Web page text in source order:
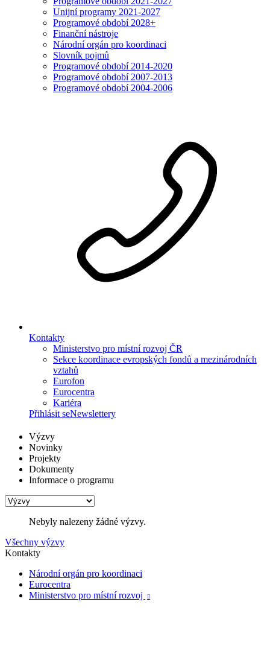
Unijní programy 2021-2027
Programové období 2028+
Finanční nástroje
Národní orgán pro koordinaci
Slovník pojmů
Programové období 2014-2020
Programové období 2007-2013
Programové období 2004-2006
Kontakty
Ministerstvo pro místní rozvoj ČR
Sekce koordinace evropských fondů a mezinárodních
vztahů
Eurofon
Eurocentra
Kariéra
Přihlásit seNewslettery
Výzvy
Novinky
Projekty
Dokumenty
Informace o programu
Nebyly nalezeny žádné výzvy.
Všechny výzvy
Kontakty
Národní orgán pro koordinaci
Eurocentra
Ministerstvo pro místní rozvoj
